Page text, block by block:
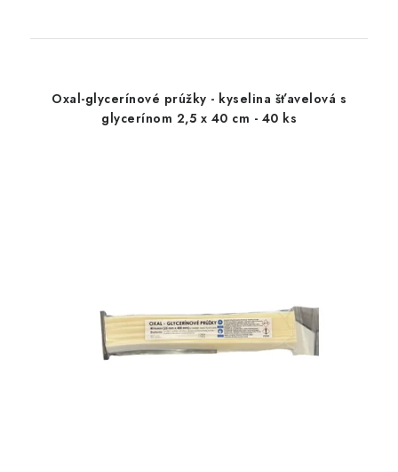
Oxal-glycerínové prúžky - kyselina šťavelová s
glycerínom 2,5 x 40 cm - 40 ks